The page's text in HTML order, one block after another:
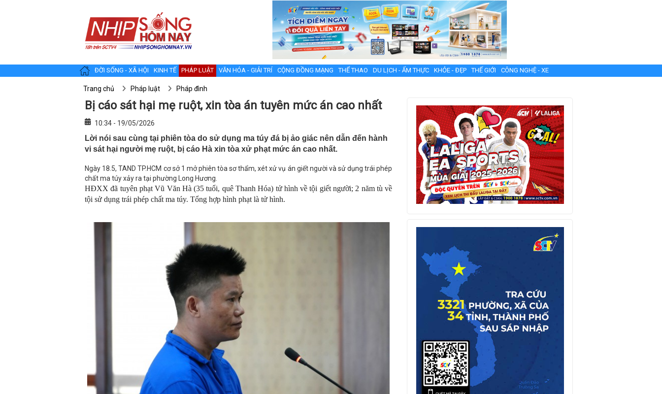
ĐỜI SỐNG - XÃ HỘI KINH TẾ PHÁP LUẬT VĂN HÓA - GIẢI TRÍ CỘNG ĐỒNG MẠNG THỂ THAO DU LỊCH - ẨM THỰC KHỎE - ĐẸP THẾ GIỚI CÔNG NGHỆ - XE
Trang chủ Pháp luật Pháp đình
Bị cáo sát hại mẹ ruột, xin tòa án tuyên mức án cao nhất
10:34 - 19/05/2026
Lời nói sau cùng tại phiên tòa do sử dụng ma túy đá bị ảo giác nên dẫn đến hành
vi sát hại người mẹ ruột, bị cáo Hà xin tòa xử phạt mức án cao nhất.
Ngày 18.5, TAND TP.HCM cơ sở 1 mở phiên tòa sơ thẩm, xét xử vụ án giết người và sử dụng trái phép
chất ma túy xảy ra tại phường Long Hương.
HĐXX đã tuyên phạt Vũ Văn Hà (35 tuổi, quê Thanh Hóa) tử hình về tội giết người; 2 năm tù về
tội sử dụng trái phép chất ma túy. Tổng hợp hình phạt là tử hình.